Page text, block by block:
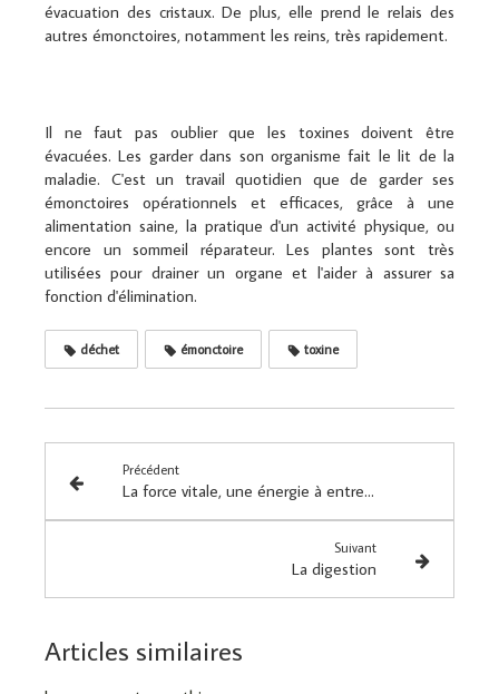
évacuation des cristaux. De plus, elle prend le relais des
autres émonctoires, notamment les reins, très rapidement.
Il ne faut pas oublier que les toxines doivent être
évacuées. Les garder dans son organisme fait le lit de la
maladie. C'est un travail quotidien que de garder ses
émonctoires opérationnels et efficaces, grâce à une
alimentation saine, la pratique d'un activité physique, ou
encore un sommeil réparateur. Les plantes sont très
utilisées pour drainer un organe et l'aider à assurer sa
fonction d'élimination.
déchet émonctoire toxine
Précédent
La force vitale, une énergie à entretenir
Suivant
La digestion
Articles similaires